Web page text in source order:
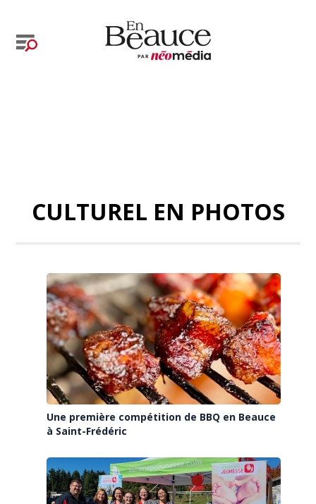
CULTUREL EN PHOTOS
Une première compétition de BBQ en Beauce
à Saint-Frédéric